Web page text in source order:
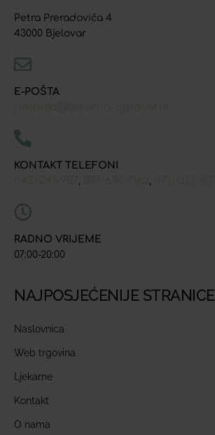
Petra Preradovića 4
43000 Bjelovar
E-POŠTA
KONTAKT TELEFONI
RADNO VRIJEME
07:00-20:00
NAJPOSJEĆENIJE STRANICE
Naslovnica
Web trgovina
Ljekarne
Kontakt
O nama